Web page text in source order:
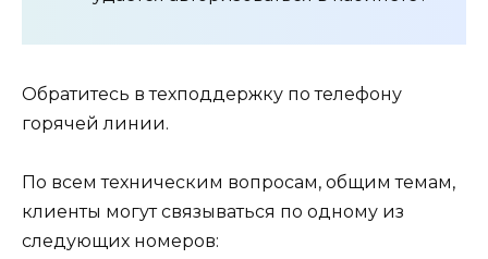
Обратитесь в техподдержку по телефону
горячей линии.
По всем техническим вопросам, общим темам,
клиенты могут связываться по одному из
следующих номеров: